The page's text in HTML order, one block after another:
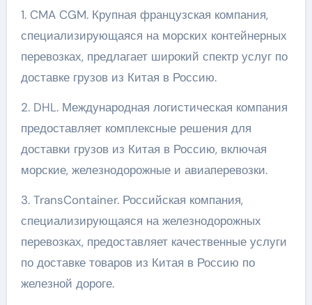
1. CMA CGM. Крупная французская компания,
специализирующаяся на морских контейнерных
перевозках, предлагает широкий спектр услуг по
доставке грузов из Китая в Россию.
2. DHL. Международная логистическая компания
предоставляет комплексные решения для
доставки грузов из Китая в Россию, включая
морские, железнодорожные и авиаперевозки.
3. TransContainer. Российская компания,
специализирующаяся на железнодорожных
перевозках, предоставляет качественные услуги
по доставке товаров из Китая в Россию по
железной дороге.